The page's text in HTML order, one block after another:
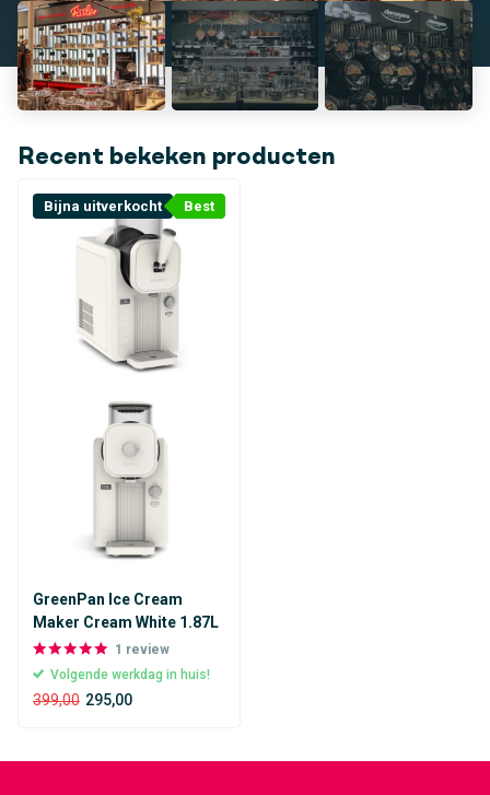
Recent bekeken producten
Bijna uitverkocht Best
GreenPan Ice Cream
Maker Cream White 1.87L
1 review
Volgende werkdag in huis!
399,00 295,00